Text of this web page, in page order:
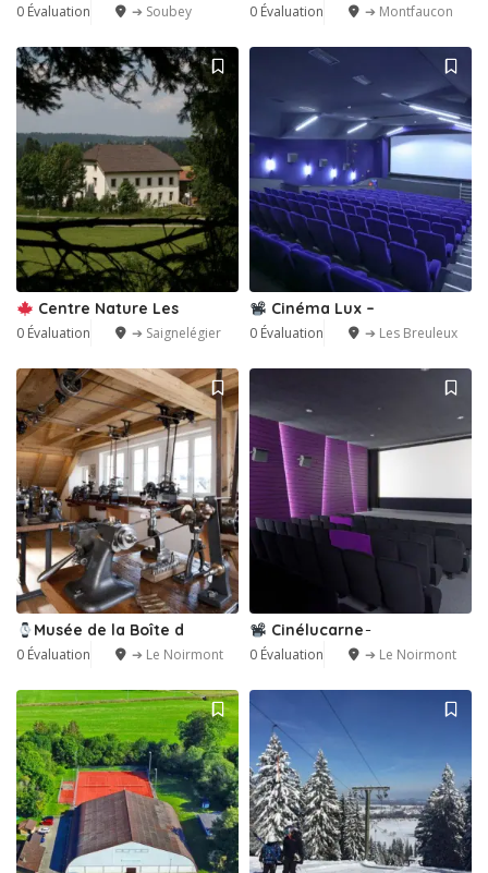
0 Évaluation ➔ Soubey 0 Évaluation ➔ Montfaucon
Centre Nature Les
0 Évaluation ➔ Saignelégier
Cinéma Lux –
0 Évaluation ➔ Les Breuleux
Musée de la Boîte d
0 Évaluation ➔ Le Noirmont
Cinélucarne ̵
0 Évaluation ➔ Le Noirmont